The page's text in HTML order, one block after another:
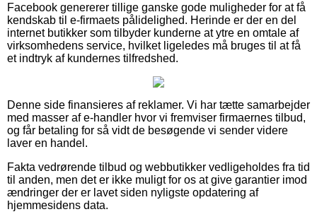
Facebook genererer tillige ganske gode muligheder for at få
kendskab til e-firmaets pålidelighed. Herinde er der en del
internet butikker som tilbyder kunderne at ytre en omtale af
virksomhedens service, hvilket ligeledes må bruges til at få
et indtryk af kundernes tilfredshed.
Denne side finansieres af reklamer. Vi har tætte samarbejder
med masser af e-handler hvor vi fremviser firmaernes tilbud,
og får betaling for så vidt de besøgende vi sender videre
laver en handel.
Fakta vedrørende tilbud og webbutikker vedligeholdes fra tid
til anden, men det er ikke muligt for os at give garantier imod
ændringer der er lavet siden nyligste opdatering af
hjemmesidens data.